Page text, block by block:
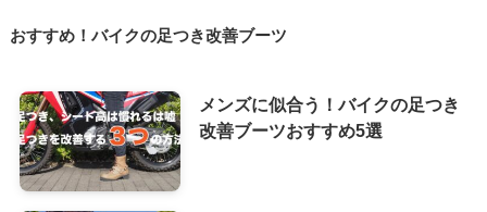
おすすめ！バイクの足つき改善ブーツ
メンズに似合う！バイクの足つき
改善ブーツおすすめ5選